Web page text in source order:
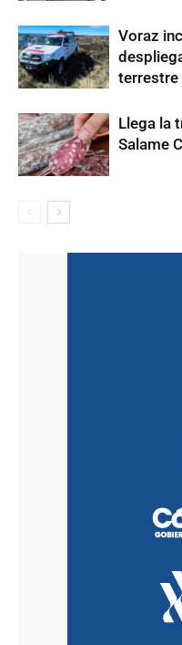
Voraz
terrestre
Llega la
Salame